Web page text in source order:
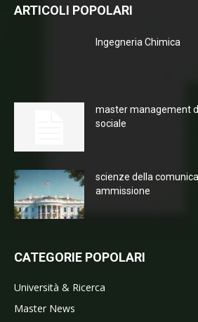
ARTICOLI POPOLARI
Ingegneria Chimica
master management
sociale
scienze della
ammissione
CATEGORIE POPOLARI
Università & Ricerca
Master News